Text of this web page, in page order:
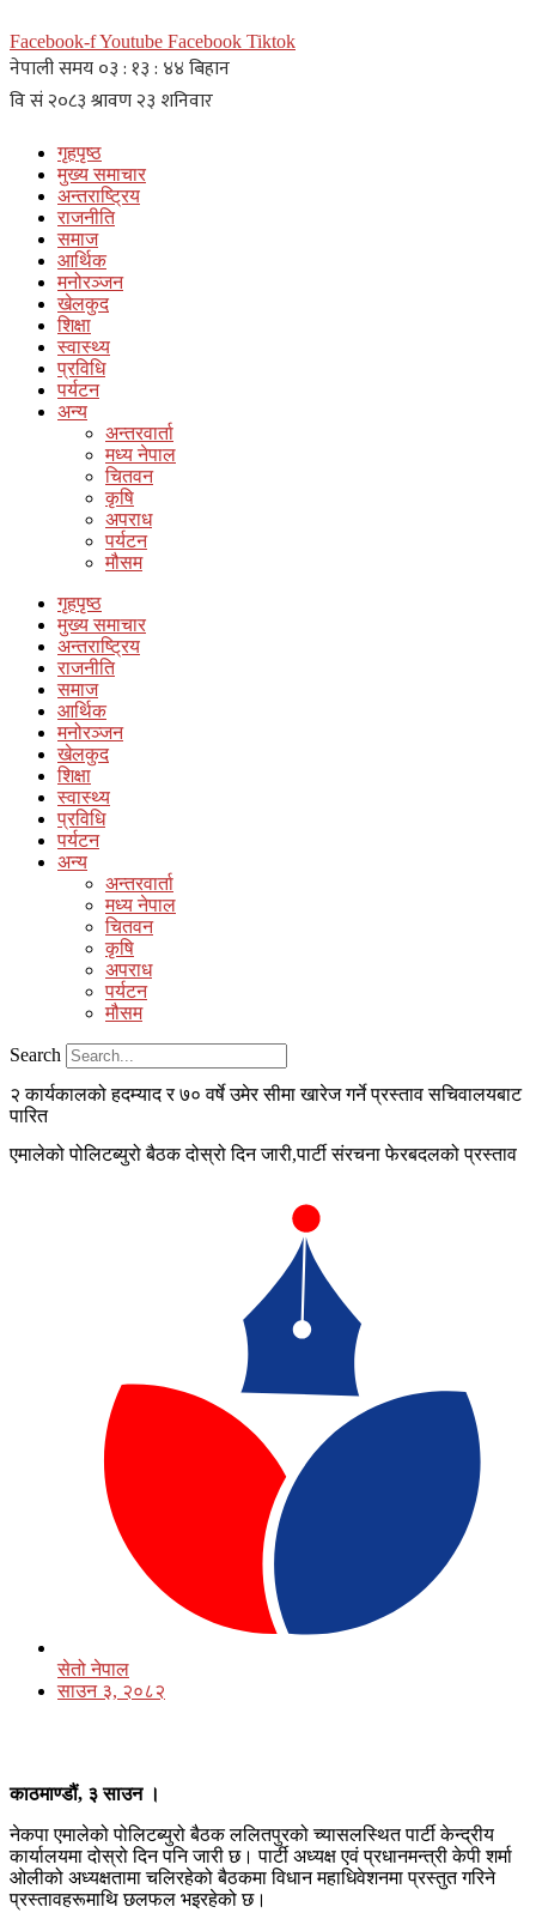
Facebook-fYoutube Facebook Tiktok
गृहपृष्ठ
मुख्य समाचार
अन्तराष्ट्रिय
राजनीति
समाज
आर्थिक
मनोरञ्जन
खेलकुद
शिक्षा
स्वास्थ्य
प्रविधि
पर्यटन
अन्य
अन्तरवार्ता
मध्य नेपाल
चितवन
कृषि
अपराध
पर्यटन
मौसम
गृहपृष्ठ
मुख्य समाचार
अन्तराष्ट्रिय
राजनीति
समाज
आर्थिक
मनोरञ्जन
खेलकुद
शिक्षा
स्वास्थ्य
प्रविधि
पर्यटन
अन्य
अन्तरवार्ता
मध्य नेपाल
चितवन
कृषि
अपराध
पर्यटन
मौसम
Search
२ कार्यकालको हदम्याद र ७० वर्षे उमेर सीमा खारेज गर्ने प्रस्ताव सचिवालयबाट
पारित
एमालेको पोलिटब्युरो बैठक दोस्रो दिन जारी,पार्टी संरचना फेरबदलको प्रस्ताव
सेतो नेपाल
साउन ३, २०८२
काठमाण्डौं, ३ साउन ।
नेकपा एमालेको पोलिटब्युरो बैठक ललितपुरको च्यासलस्थित पार्टी केन्द्रीय
कार्यालयमा दोस्रो दिन पनि जारी छ। पार्टी अध्यक्ष एवं प्रधानमन्त्री केपी शर्मा
ओलीको अध्यक्षतामा चलिरहेको बैठकमा विधान महाधिवेशनमा प्रस्तुत गरिने
प्रस्तावहरूमाथि छलफल भइरहेको छ।